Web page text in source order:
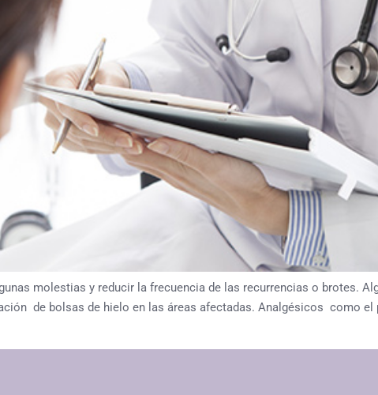
molestias y reducir la frecuencia de las recurrencias o brotes.
de bolsas de hielo en las áreas afectadas. Analgésicos como el